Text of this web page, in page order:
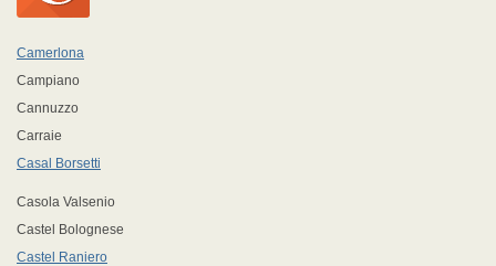
Camerlona
Campiano
Cannuzzo
Carraie
Casal Borsetti
Casola Valsenio
Castel Bolognese
Castel Raniero